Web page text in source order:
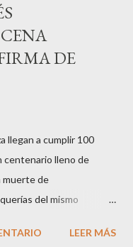
DE
llegan a cumplir 100
centenario lleno de
muerte de
del mismo
hijas Carolina (CEO
LEER MÁS